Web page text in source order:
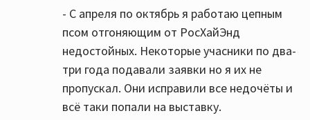
- С апреля по октябрь я работаю цепным
псом отгоняющим от РосХайЭнд
недостойных. Некоторые учасники по два-
три года подавали заявки но я их не
пропускал. Они исправили все недочёты и
всё таки попали на выставку.